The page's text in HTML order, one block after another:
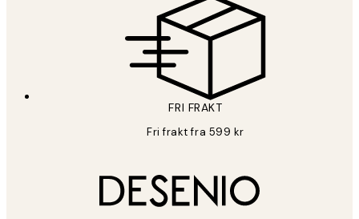
FRI FRAKT
Fri frakt fra 599 kr